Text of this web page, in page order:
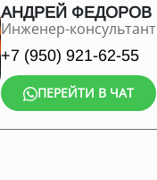
АНДРЕЙ ФЕДОРОВ
Инженер-консультант
+7 (950) 921-62-55
ПЕРЕЙТИ В ЧАТ